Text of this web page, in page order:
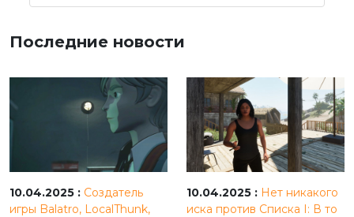
Последние новости
10.04.2025 : Создатель
игры Balatro, LocalThunk,
10.04.2025 : Нет никакого
иска против Списка I: В то